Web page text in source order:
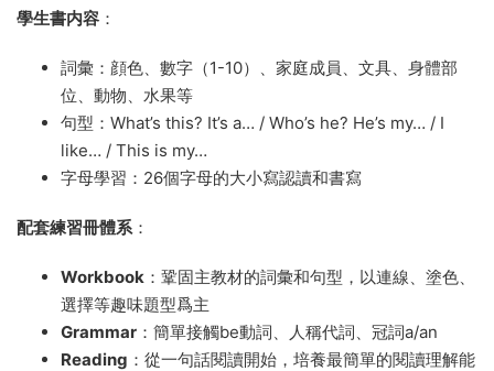
學生書内容 ：
詞彙：顔色、數字（1-10）、家庭成員、文具、身體部
位、動物、水果等
句型：What’s this? It’s a… / Who’s he? He’s my… / I
like… / This is my…
字母學習：26個字母的大小寫認讀和書寫
配套練習冊體系 ：
Workbook ：鞏固主教材的詞彙和句型，以連線、塗色、
選擇等趣味題型爲主
Grammar ：簡單接觸be動詞、人稱代詞、冠詞a/an
Reading ：從一句話閱讀開始，培養最簡單的閱讀理解能